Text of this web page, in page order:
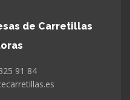
de Carretillas
91 84